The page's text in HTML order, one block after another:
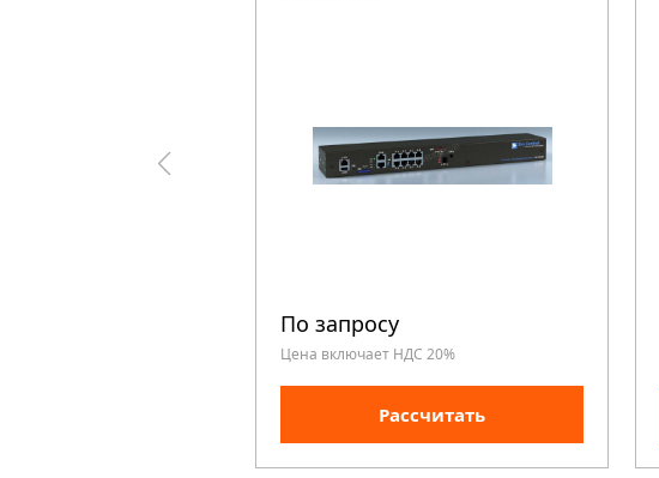
По запросу
Цена включает НДС 20%
Рассчитать